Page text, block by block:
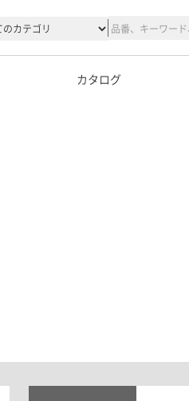
カタログ